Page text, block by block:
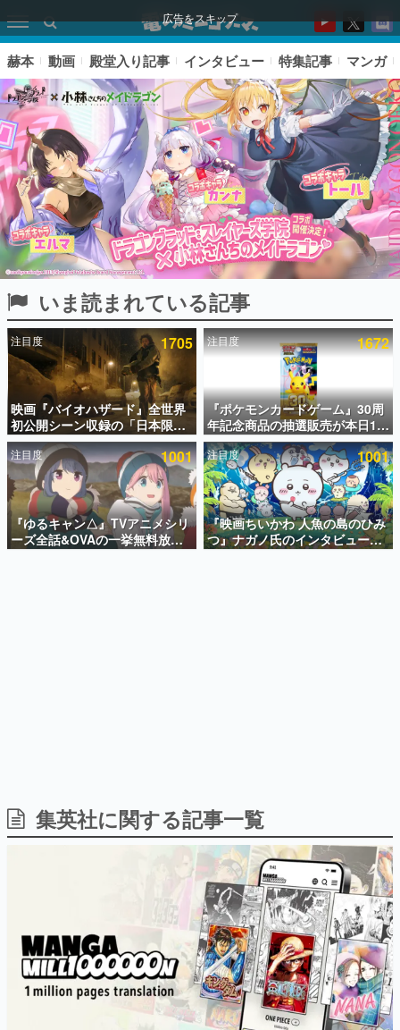
広告をスキップ
ピックアップ
電ファミのいま読まれている記事ランキング
アプリセール情報
インタビュー
連載・特集一覧
殿堂入り記事
SNS拡散数が数千以上！ ページビュー数万以上！ などな
ど。多くの人々に読まれた、電ファミ渾身の“殿堂入り”記
事をまとめました。
日本のコンテンツ産業やカルチャーに与えた影響を探る企
画です。
日本モバイルゲーム産業史
日本のモバイルゲーム史における主要なトピック・タイト
ルを網羅するほか、開発者へのインタビューや識者による
解説を掲載。約20年の歴史が一望できる決定版！
若ゲのいたり〜ゲームクリエイターの青春〜
『うつヌケ』『ペンと箸』等で知られるマンガ家・田中圭
一先生によるゲーム業界レポートマンガです。
なんでゲームは面白い？
ゲーム開発者・hamatsu氏がゲームの魅力を画面や操作の
赫本 動画 殿堂入り記事 インタビュー 特集記事 マンガ
いま読まれている記事
注目度 1705
映画『バイオハザード』全世界
初公開シーン収録の「日本限
定」予告映像が解禁。バイオの
日（8月10日）にあわせて、
「ラクーンシティ総合病院」へ
行く配達人の姿が披露
注目度 1672
『ポケモンカードゲーム』30周
年記念商品の抽選販売が本日12
時より開始。拡張パック「30th
CELEBRATION」のボックス
に、「プレミアムデッキセット
エーフィ・ブラッキー」
「FUTURISTIC BOX」の計3商
品
注目度 1001
『ゆるキャン△』TVアニメシリ
ーズ全話&OVAの一挙無料放送
がABEMAで開催決定。8月11日
注目度 1001
『映画ちいかわ 人魚の島のひみ
つ』ナガノ氏のインタビューが
解禁。もしまた映画をやれるな
集英社に関する記事一覧